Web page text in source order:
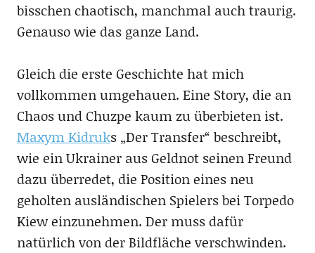
bisschen chaotisch, manchmal auch traurig.
Genauso wie das ganze Land.
Gleich die erste Geschichte hat mich
vollkommen umgehauen. Eine Story, die an
Chaos und Chuzpe kaum zu überbieten ist.
Maxym Kidruks „Der Transfer“ beschreibt,
wie ein Ukrainer aus Geldnot seinen Freund
dazu überredet, die Position eines neu
geholten ausländischen Spielers bei Torpedo
Kiew einzunehmen. Der muss dafür
natürlich von der Bildfläche verschwinden.